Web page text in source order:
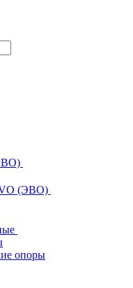
(ЭВО)
опоры